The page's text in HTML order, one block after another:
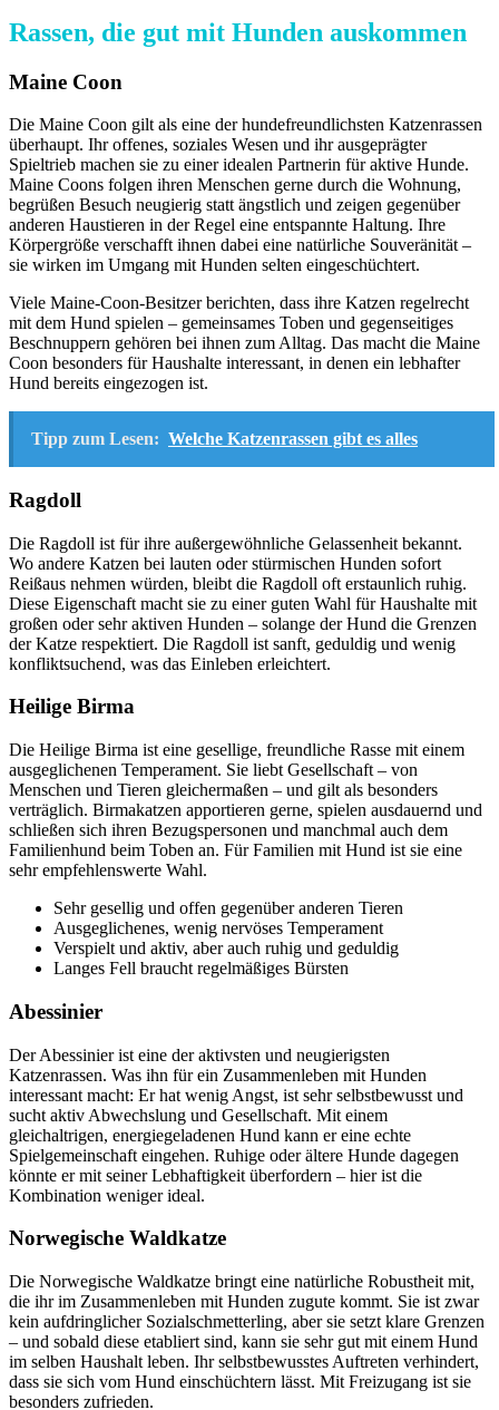
Rassen, die gut mit Hunden auskommen
Maine Coon
Die Maine Coon gilt als eine der hundefreundlichsten Katzenrassen
überhaupt. Ihr offenes, soziales Wesen und ihr ausgeprägter
Spieltrieb machen sie zu einer idealen Partnerin für aktive Hunde.
Maine Coons folgen ihren Menschen gerne durch die Wohnung,
begrüßen Besuch neugierig statt ängstlich und zeigen gegenüber
anderen Haustieren in der Regel eine entspannte Haltung. Ihre
Körpergröße verschafft ihnen dabei eine natürliche Souveränität –
sie wirken im Umgang mit Hunden selten eingeschüchtert.
Viele Maine-Coon-Besitzer berichten, dass ihre Katzen regelrecht
mit dem Hund spielen – gemeinsames Toben und gegenseitiges
Beschnuppern gehören bei ihnen zum Alltag. Das macht die Maine
Coon besonders für Haushalte interessant, in denen ein lebhafter
Hund bereits eingezogen ist.
Tipp zum Lesen: Welche Katzenrassen gibt es alles
Ragdoll
Die Ragdoll ist für ihre außergewöhnliche Gelassenheit bekannt.
Wo andere Katzen bei lauten oder stürmischen Hunden sofort
Reißaus nehmen würden, bleibt die Ragdoll oft erstaunlich ruhig.
Diese Eigenschaft macht sie zu einer guten Wahl für Haushalte mit
großen oder sehr aktiven Hunden – solange der Hund die Grenzen
der Katze respektiert. Die Ragdoll ist sanft, geduldig und wenig
konfliktsuchend, was das Einleben erleichtert.
Heilige Birma
Die Heilige Birma ist eine gesellige, freundliche Rasse mit einem
ausgeglichenen Temperament. Sie liebt Gesellschaft – von
Menschen und Tieren gleichermaßen – und gilt als besonders
verträglich. Birmakatzen apportieren gerne, spielen ausdauernd und
schließen sich ihren Bezugspersonen und manchmal auch dem
Familienhund beim Toben an. Für Familien mit Hund ist sie eine
sehr empfehlenswerte Wahl.
Sehr gesellig und offen gegenüber anderen Tieren
Ausgeglichenes, wenig nervöses Temperament
Verspielt und aktiv, aber auch ruhig und geduldig
Langes Fell braucht regelmäßiges Bürsten
Abessinier
Der Abessinier ist eine der aktivsten und neugierigsten
Katzenrassen. Was ihn für ein Zusammenleben mit Hunden
interessant macht: Er hat wenig Angst, ist sehr selbstbewusst und
sucht aktiv Abwechslung und Gesellschaft. Mit einem
gleichaltrigen, energiegeladenen Hund kann er eine echte
Spielgemeinschaft eingehen. Ruhige oder ältere Hunde dagegen
könnte er mit seiner Lebhaftigkeit überfordern – hier ist die
Kombination weniger ideal.
Norwegische Waldkatze
Die Norwegische Waldkatze bringt eine natürliche Robustheit mit,
die ihr im Zusammenleben mit Hunden zugute kommt. Sie ist zwar
kein aufdringlicher Sozialschmetterling, aber sie setzt klare Grenzen
– und sobald diese etabliert sind, kann sie sehr gut mit einem Hund
im selben Haushalt leben. Ihr selbstbewusstes Auftreten verhindert,
dass sie sich vom Hund einschüchtern lässt. Mit Freizugang ist sie
besonders zufrieden.